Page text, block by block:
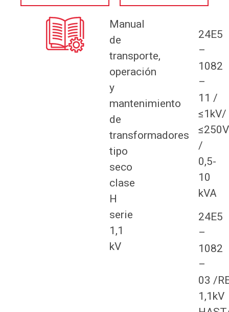
Manual
de
transporte,
operación
y
mantenimiento
de
transformadores
tipo
seco
clase
H
serie
1,1
kV
24E5
–
1082
–
11 /
≤1kV/
≤250V
/
0,5-
10
kVA
24E5
–
1082
–
03 /
1,1kV